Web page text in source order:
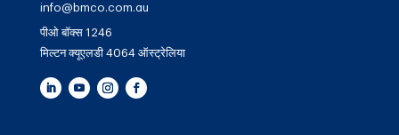
info@bmco.com.au
पीओ बॉक्स 1246
मिल्टन क्यूएलडी 4064 ऑस्ट्रेलिया